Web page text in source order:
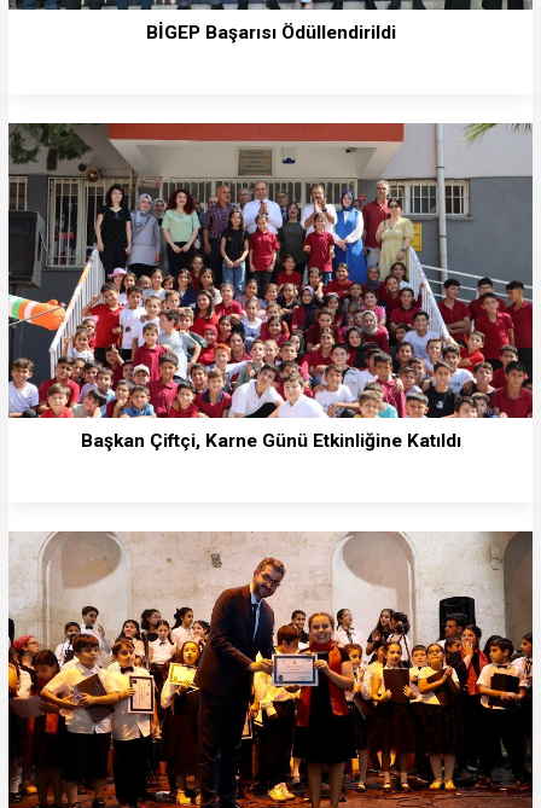
BİGEP Başarısı Ödüllendirildi
Başkan Çiftçi, Karne Günü Etkinliğine Katıldı